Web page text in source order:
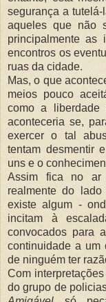
segurança a
aqueles que não
principalmente as
encontros os
ruas da cidade.
Mas, o que
meios pouco
como a liberdade
aconteceria se,
exercer o tal
tentam desmentir
uns e o
Assim fica no ar
realmente do
existe algum -
incitam à
convocados para
continuidade a um
de ninguém ter
Com
do grupo de